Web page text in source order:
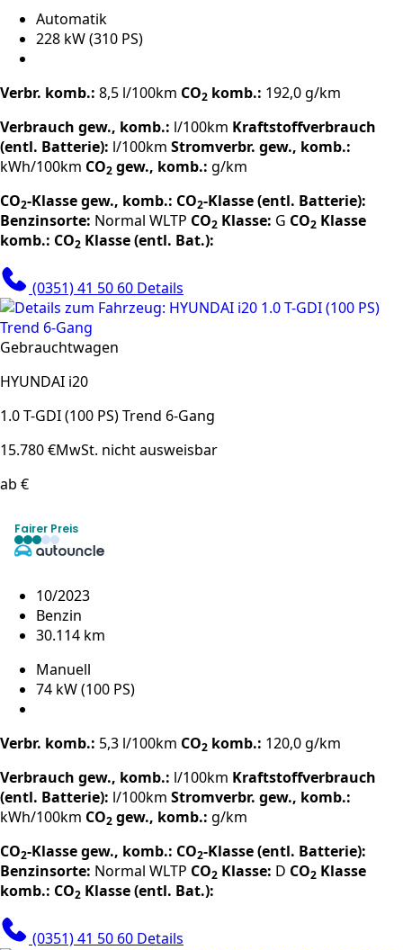
Automatik
228 kW (310 PS)
Verbr. komb.: 8,5 l/100km CO2 komb.: 192,0 g/km
Verbrauch gew., komb.: l/100km Kraftstoffverbrauch
(entl. Batterie): l/100km Stromverbr. gew., komb.:
kWh/100km CO2 gew., komb.: g/km
CO2-Klasse gew., komb.: CO2-Klasse (entl. Batterie):
Benzinsorte: Normal WLTP CO2 Klasse: G CO2 Klasse
komb.: CO2 Klasse (entl. Bat.):
(0351) 41 50 60 Details
Gebrauchtwagen
HYUNDAI i20
1.0 T-GDI (100 PS) Trend 6-Gang
15.780 €MwSt. nicht ausweisbar
ab €
Fairer Preis
10/2023
Benzin
30.114 km
Manuell
74 kW (100 PS)
Verbr. komb.: 5,3 l/100km CO2 komb.: 120,0 g/km
Verbrauch gew., komb.: l/100km Kraftstoffverbrauch
(entl. Batterie): l/100km Stromverbr. gew., komb.:
kWh/100km CO2 gew., komb.: g/km
CO2-Klasse gew., komb.: CO2-Klasse (entl. Batterie):
Benzinsorte: Normal WLTP CO2 Klasse: D CO2 Klasse
komb.: CO2 Klasse (entl. Bat.):
(0351) 41 50 60 Details